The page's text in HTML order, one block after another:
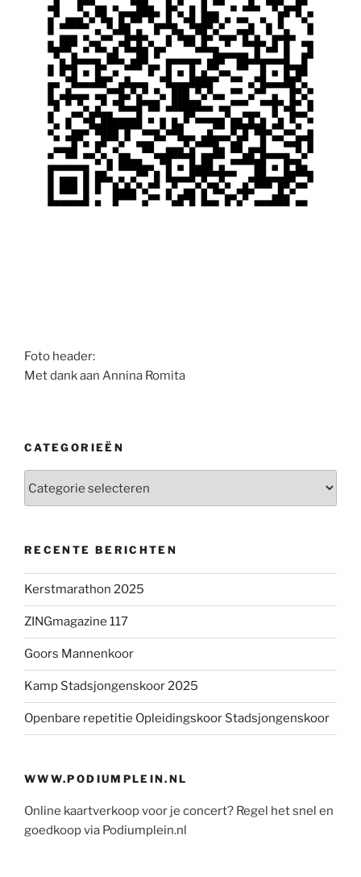
Foto header:
Met dank aan Annina Romita
CATEGORIEËN
RECENTE BERICHTEN
Kerstmarathon 2025
ZINGmagazine 117
Goors Mannenkoor
Kamp Stadsjongenskoor 2025
Openbare repetitie Opleidingskoor Stadsjongenskoor
WWW.PODIUMPLEIN.NL
Online kaartverkoop voor je concert? Regel het snel en
goedkoop via Podiumplein.nl